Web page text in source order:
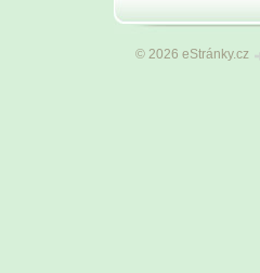
© 2026 eStránky.cz